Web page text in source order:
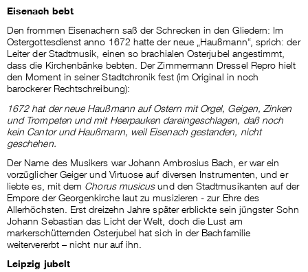
Eisenach bebt
Den frommen Eisenachern saß der Schrecken in den Gliedern: Im
Ostergottesdienst anno 1672 hatte der neue „Haußmann“, sprich: der
Leiter der Stadtmusik, einen so brachialen Osterjubel angestimmt,
dass die Kirchenbänke bebten. Der Zimmermann Dressel Repro hielt
den Moment in seiner Stadtchronik fest (im Original in noch
barockerer Rechtschreibung):
1672 hat der neue Haußmann auf Ostern mit Orgel, Geigen, Zinken
und Trompeten und mit Heerpauken dareingeschlagen, daß noch
kein Cantor und Haußmann, weil Eisenach gestanden, nicht
geschehen.
Der Name des Musikers war Johann Ambrosius Bach, er war ein
vorzüglicher Geiger und Virtuose auf diversen Instrumenten, und er
liebte es, mit dem Chorus musicusund den Stadtmusikanten auf der
Empore der Georgenkirche laut zu musizieren - zur Ehre des
Allerhöchsten. Erst dreizehn Jahre später erblickte sein jüngster Sohn
Johann Sebastian das Licht der Welt, doch die Lust am
markerschütternden Osterjubel hat sich in der Bachfamilie
weitervererbt – nicht nur auf ihn.
Leipzig jubelt